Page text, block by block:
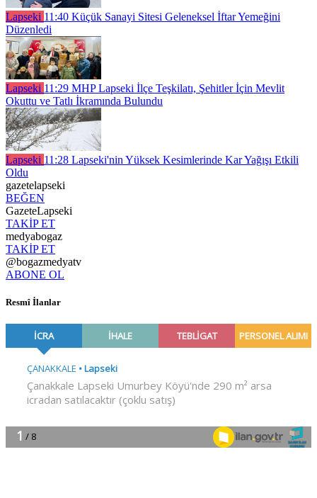
Lapseki 11:40 Küçük Sanayi Sitesi Geleneksel İftar Yemeğini
Düzenledi
Lapseki 11:29 MHP Lapseki İlçe Teşkilatı, Şehitler İçin Mevlit
Okuttu ve Tatlı İkramında Bulundu
Lapseki 11:28 Lapseki'nin Yüksek Kesimlerinde Kar Yağışı Etkili
Oldu
gazetelapseki
BEĞEN
GazeteLapseki
TAKİP ET
medyabogaz
TAKİP ET
@bogazmedyatv
ABONE OL
Resmî İlanlar